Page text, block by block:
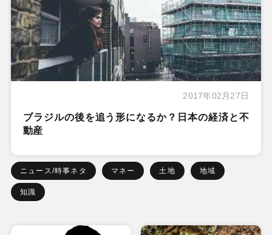
2017年02月27日
ブラジルの後を追う形になるか？日本の経済と不
動産
ニュース/時事ネタ マネー 土地 地域
知識